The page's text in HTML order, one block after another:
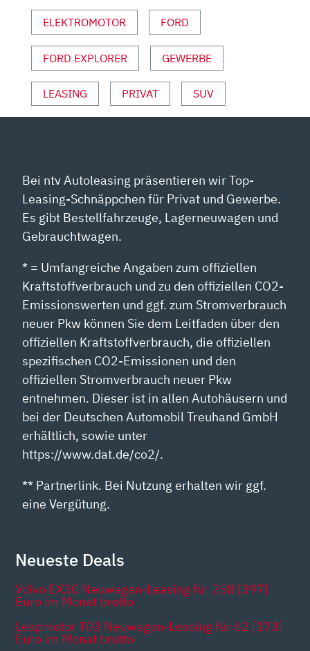
|
ELECTRIC“
YOUTUBE
ANZEIGEN
ELEKTROMOTOR FORD
FORD EXPLORER GEWERBE
LEASING PRIVAT SUV
Bei ntv Autoleasing präsentieren wir Top-
Leasing-Schnäppchen für Privat und Gewerbe.
Es gibt Bestellfahrzeuge, Lagerneuwagen und
Gebrauchtwagen.
* = Umfangreiche Angaben zum offiziellen
Kraftstoffverbrauch und zu den offiziellen CO2-
Emissionswerten und ggf. zum Stromverbrauch
neuer Pkw können Sie dem Leitfaden über den
offiziellen Kraftstoffverbrauch, die offiziellen
spezifischen CO2-Emissionen und den
offiziellen Stromverbrauch neuer Pkw
entnehmen. Dieser ist in allen Autohäusern und
bei der Deutschen Automobil Treuhand GmbH
erhältlich, sowie unter
https://www.dat.de/co2/.
** Partnerlink. Bei Nutzung erhalten wir ggf.
eine Vergütung.
Neueste Deals
Volvo EX30 Neuwagen-Leasing für 258 [397]
Euro im Monat brutto
Leapmotor T03 Neuwagen-Leasing für 62 [173]
Euro im Monat brutto